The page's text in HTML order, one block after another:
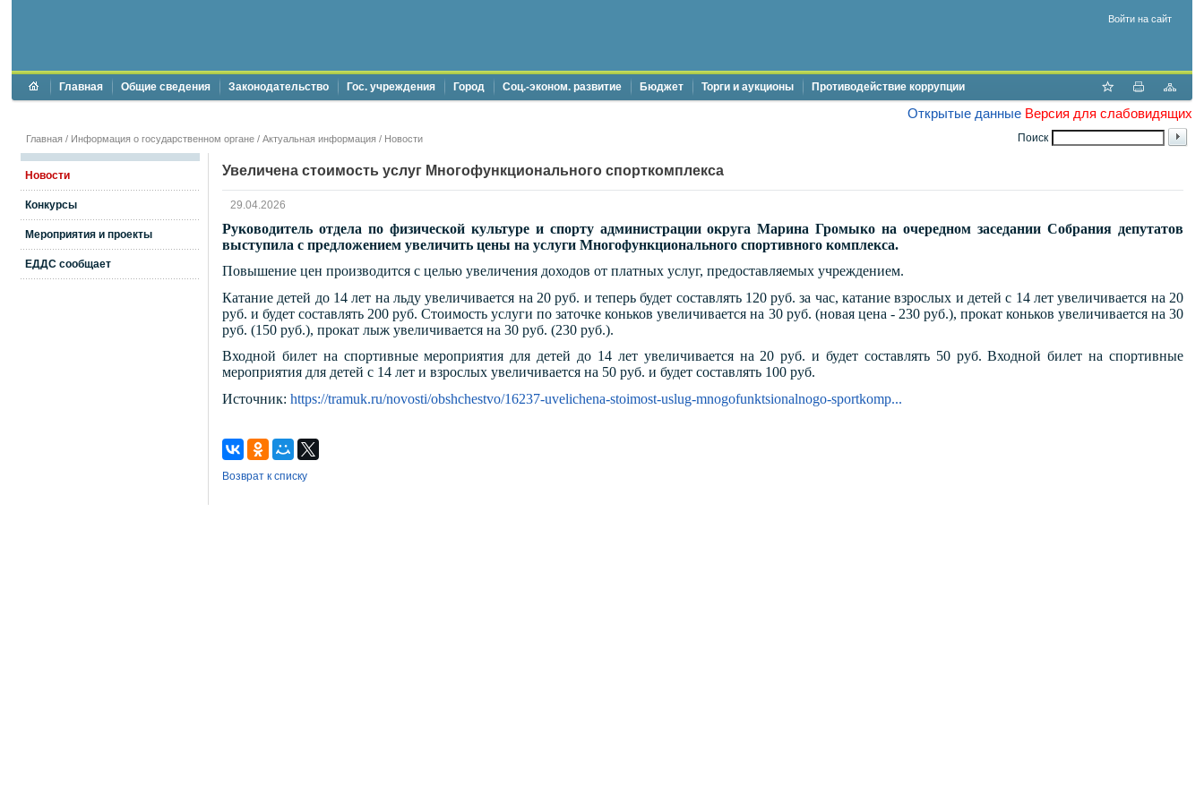
Войти на сайт
Главная Общие сведения Законодательство Гос. учреждения Город Соц.-эконом. развитие Бюджет Торги и аукционы Противодействие коррупции
Открытые данные Версия для слабовидящих
Поиск
Главная / Информация о государственном органе / Актуальная информация / Новости
Новости
Конкурсы
Мероприятия и проекты
ЕДДС сообщает
Увеличена стоимость услуг Многофункционального спорткомплекса
29.04.2026
Руководитель отдела по физической культуре и спорту администрации округа Марина Громыко на очередном заседании Собрания депутатов
выступила с предложением увеличить цены на услуги Многофункционального спортивного комплекса.
Повышение цен производится с целью увеличения доходов от платных услуг, предоставляемых учреждением.
Катание детей до 14 лет на льду увеличивается на 20 руб. и теперь будет составлять 120 руб. за час, катание взрослых и детей с 14 лет увеличивается на 20
руб. и будет составлять 200 руб. Стоимость услуги по заточке коньков увеличивается на 30 руб. (новая цена - 230 руб.), прокат коньков увеличивается на 30
руб. (150 руб.), прокат лыж увеличивается на 30 руб. (230 руб.).
Входной билет на спортивные мероприятия для детей до 14 лет увеличивается на 20 руб. и будет составлять 50 руб. Входной билет на спортивные
мероприятия для детей с 14 лет и взрослых увеличивается на 50 руб. и будет составлять 100 руб.
Источник: https://tramuk.ru/novosti/obshchestvo/16237-uvelichena-stoimost-uslug-mnogofunktsionalnogo-sportkomp...
Возврат к списку